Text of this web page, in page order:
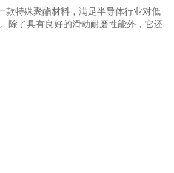
款特殊聚酯材料，满足半导体行业对低
除了具有良好的滑动耐磨性能外，它还